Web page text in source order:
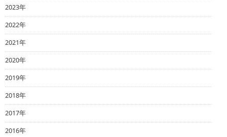
2023年
2022年
2021年
2020年
2019年
2018年
2017年
2016年